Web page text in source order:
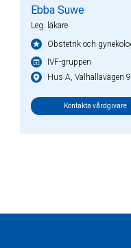
Ebba Suwe
Leg. läkare
Obstetrik och
IVF-gruppen
Hus A, Valhallavägen
Kontakta vårdgivare